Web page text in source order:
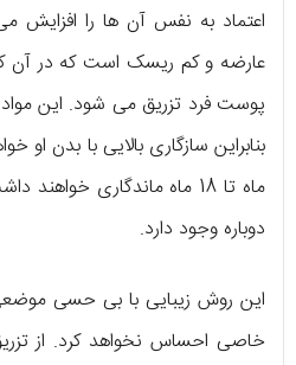
اعتماد به نفس آن ها را
عارضه و کم ریسک است که در آن
پوست فرد تزریق می شود. این
ماه تا 18 ماه ماندگاری
دوباره وجود دارد.
این روش زیبایی با بی حسی
خاصی احساس نخواهد کرد. از